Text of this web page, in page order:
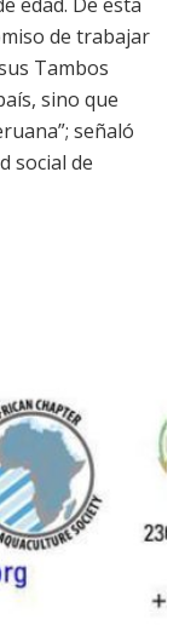
de trabajar
Tambos
sino que
señaló
social de